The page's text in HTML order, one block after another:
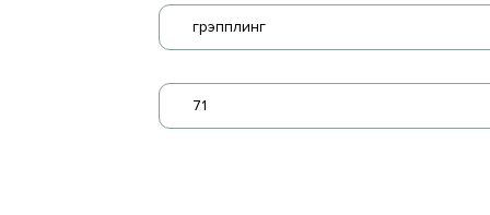
грэпплинг
71